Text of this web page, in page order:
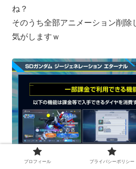
ね？
そのうち全部アニメーション削除
気がしますｗ
プロフィール プライバシーポリシー